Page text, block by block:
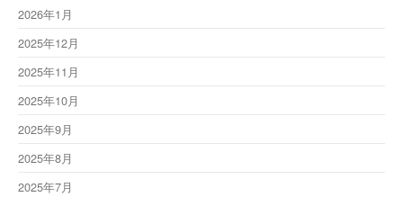
2026年1月
2025年12月
2025年11月
2025年10月
2025年9月
2025年8月
2025年7月